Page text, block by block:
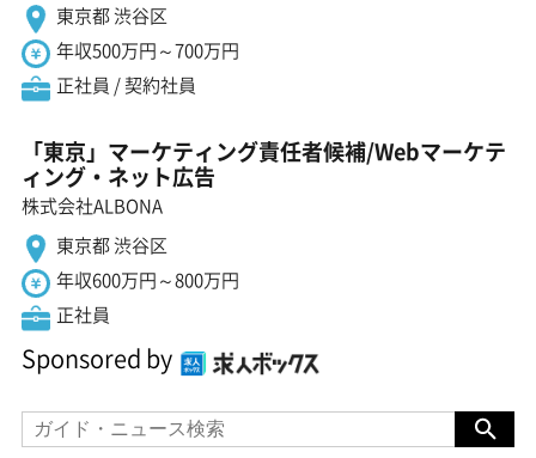
東京都 渋谷区
年収500万円～700万円
正社員 / 契約社員
「東京」マーケティング責任者候補/Webマーケテ
ィング・ネット広告
株式会社ALBONA
東京都 渋谷区
年収600万円～800万円
正社員
Sponsored by